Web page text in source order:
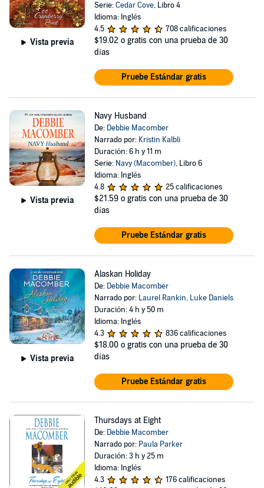
Vista previa
Serie:Cedar Cove, Libro 4
Idioma: Inglés
4.5
708 calificaciones
$19.02 o gratis con una prueba de 30
días
Pruebe Estándar gratis
Vista previa
Navy Husband
De: Debbie Macomber
Narrado por: Kristin Kalbli
Duración: 6 h y 11 m
Serie: Navy (Macomber), Libro 6
Idioma: Inglés
4.8
25 calificaciones
$21.59 o gratis con una prueba de 30
días
Pruebe Estándar gratis
Vista previa
Alaskan Holiday
De: Debbie Macomber
Narrado por: Laurel Rankin, Luke Daniels
Duración: 4 h y 50 m
Idioma: Inglés
4.3
836 calificaciones
$18.00 o gratis con una prueba de 30
días
Pruebe Estándar gratis
Thursdays at Eight
De: Debbie Macomber
Narrado por: Paula Parker
Duración: 3 h y 25 m
Idioma: Inglés
4.3
176 calificaciones